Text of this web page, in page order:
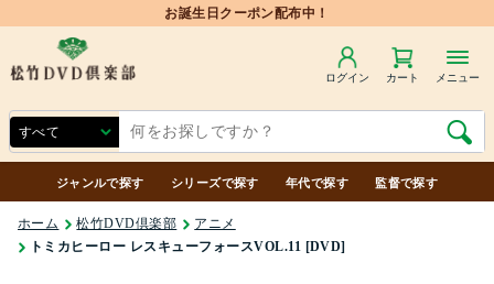
ログイン カート メニュー
ジャンルで探す シリーズで探す 年代で探す 監督で探す
ホーム 松竹DVD倶楽部
アニメ
トミカヒーロー レスキューフォースVOL.11 [DVD]